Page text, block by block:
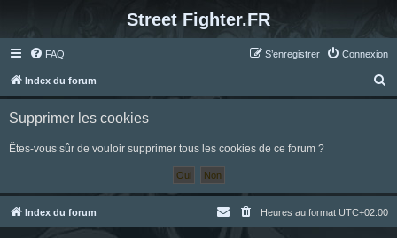
Street Fighter.FR
FAQ Connexion
S’enregistrer
Index du forum
e
h
Supprimer les cookies
Êtes-vous sûr de vouloir supprimer tous les cookies de ce forum ?
Index du forum Heures au format UTC+02:00